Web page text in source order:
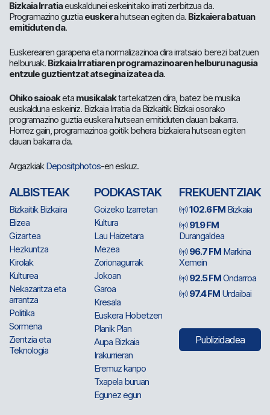
Bizkaia Irratiaeuskaldunei eskeinitako irrati zerbitzua da.
Programazino guztia euskerahutsean egiten da. Bizkaiera batuan
emitiduten da.
Euskerearen garapena eta normalizazinoa dira irratsaio berezi batzuen
helburuak. Bizkaia Irratiaren programazinoaren helburu nagusia
entzule guztientzat atsegina izatea da.
Ohiko saioaketa musikalaktartekatzen dira, batez be musika
euskalduna eskeiniz. Bizkaia Irratia da Bizkaitik Bizkai osorako
programazino guztia euskera hutsean emitiduten dauan bakarra.
Horrez gain, programazinoa goitik behera bizkaiera hutsean egiten
dauan bakarra da.
ArgazkiakDepositphotos-en eskuz.
ALBISTEAK
Bizkaitik Bizkaira
Elizea
Gizartea
Hezkuntza
Kirolak
Kulturea
Nekazaritza eta
arrantza
Politika
Sormena
Zientzia eta
Teknologia
PODKASTAK
Goizeko Izarretan
Kultura
Lau Haizetara
Mezea
Zorionagurrak
Jokoan
Garoa
Kresala
Euskera Hobetzen
Planik Plan
Aupa Bizkaia
Irakurrieran
Eremuz kanpo
Txapela buruan
Egunez egun
FREKUENTZIAK
102.6 FM Bizkaia
91.9 FM
Durangaldea
96.7 FM Markina
Xemein
92.5 FMOndarroa
97.4 FM Urdaibai
Publizidadea